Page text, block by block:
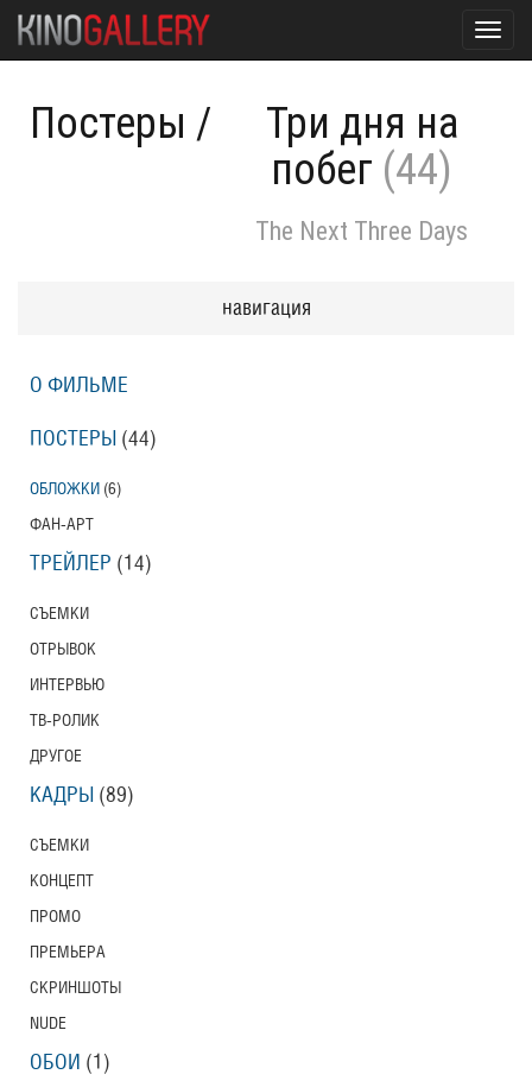
Постеры /
Три дня на
побег (44)
The Next Three Days
навигация
О ФИЛЬМЕ
ПОСТЕРЫ (44)
ОБЛОЖКИ (6)
ФАН-АРТ
ТРЕЙЛЕР (14)
СЪЕМКИ
ОТРЫВОК
ИНТЕРВЬЮ
ТВ-РОЛИК
ДРУГОЕ
КАДРЫ (89)
СЪЕМКИ
КОНЦЕПТ
ПРОМО
ПРЕМЬЕРА
СКРИНШОТЫ
NUDE
ОБОИ (1)